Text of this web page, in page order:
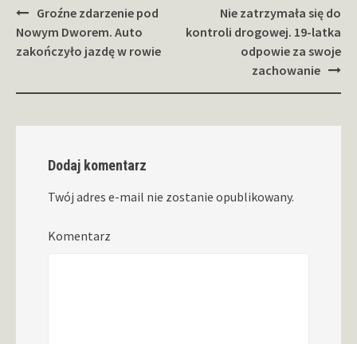
Zobacz
wpisy
Groźne zdarzenie pod
Nowym Dworem. Auto
zakończyło jazdę w rowie
Nie zatrzymała się do
kontroli drogowej. 19-latka
odpowie za swoje
zachowanie
Dodaj komentarz
Twój adres e-mail nie zostanie opublikowany.
Komentarz